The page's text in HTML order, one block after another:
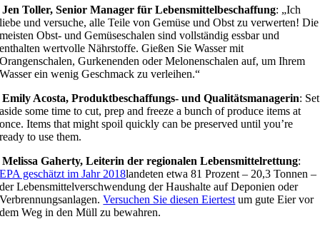
Jen Toller, Senior Manager für Lebensmittelbeschaffung: „Ich
liebe und versuche, alle Teile von Gemüse und Obst zu verwerten! Die
meisten Obst- und Gemüseschalen sind vollständig essbar und
enthalten wertvolle Nährstoffe. Gießen Sie Wasser mit
Orangenschalen, Gurkenenden oder Melonenschalen auf, um Ihrem
Wasser ein wenig Geschmack zu verleihen.“
Emily Acosta, Produktbeschaffungs- und Qualitätsmanagerin: Set
aside some time to cut, prep and freeze a bunch of produce items at
once. Items that might spoil quickly can be preserved until you’re
ready to use them.
Melissa Gaherty, Leiterin der regionalen Lebensmittelrettung:
EPA geschätzt im Jahr 2018landeten etwa 81 Prozent – 20,3 Tonnen –
der Lebensmittelverschwendung der Haushalte auf Deponien oder
Verbrennungsanlagen.Versuchen Sie diesen Eiertest um gute Eier vor
dem Weg in den Müll zu bewahren.